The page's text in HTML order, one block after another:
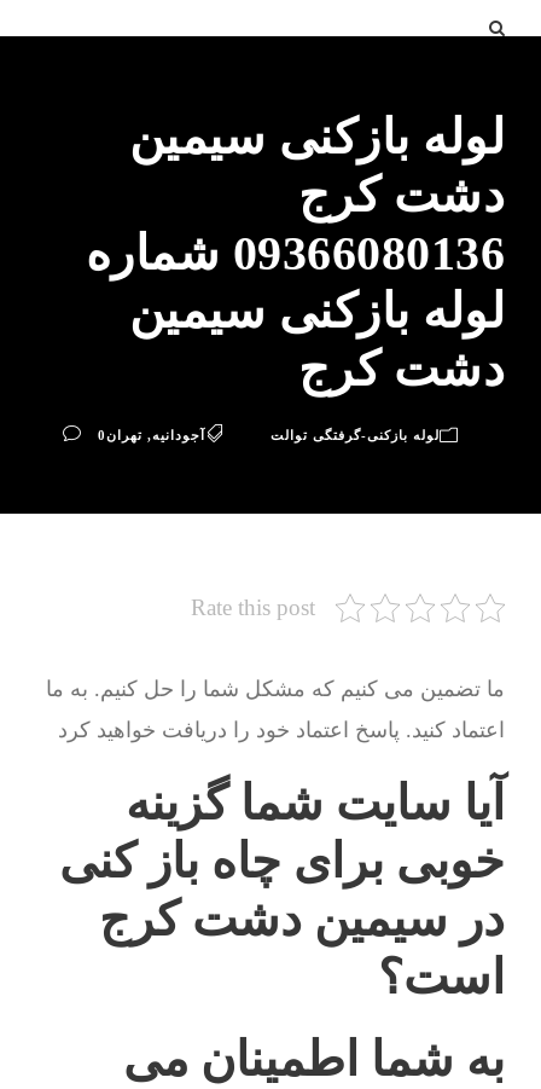
لوله بازکنی سیمین
دشت کرج
09366080136 شماره
لوله بازکنی سیمین
دشت کرج
لوله بازکنی-گرفتگی توالت آجودانیه, تهران0
Rate this post
ما تضمین می کنیم که مشکل شما را حل کنیم. به ما
اعتماد کنید. پاسخ اعتماد خود را دریافت خواهید کرد
آیا سایت شما گزینه
خوبی برای چاه باز کنی
در سیمین دشت کرج
است؟
به شما اطمینان می